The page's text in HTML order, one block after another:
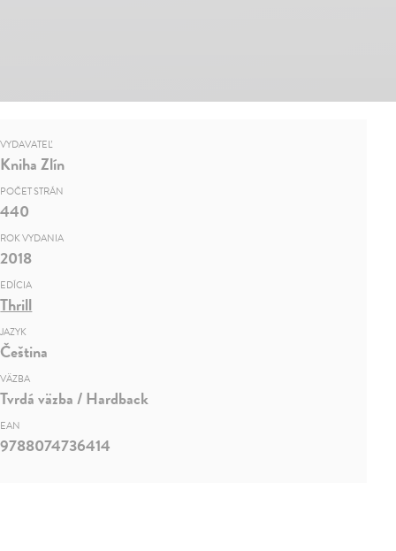
VYDAVATEĽ
Kniha Zlín
POČET STRÁN
440
ROK VYDANIA
2018
EDÍCIA
Thrill
JAZYK
Čeština
VÄZBA
Tvrdá väzba / Hardback
EAN
9788074736414